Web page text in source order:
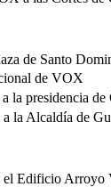
de Santo
de VOX
la presidencia de
la Alcaldía de
Edificio